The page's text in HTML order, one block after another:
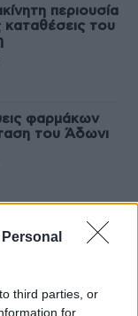
third parties, or
for
περιουσία
καταθέσεις του
φαρμάκων
του Άδωνι
νοσηλευτών
παρουσία